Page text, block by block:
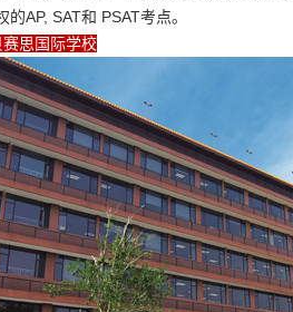
AP, SAT和 PSAT考点。
思国际学校